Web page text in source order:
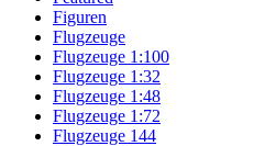
Figuren
Flugzeuge
Flugzeuge 1:100
Flugzeuge 1:32
Flugzeuge 1:48
Flugzeuge 1:72
Flugzeuge 144